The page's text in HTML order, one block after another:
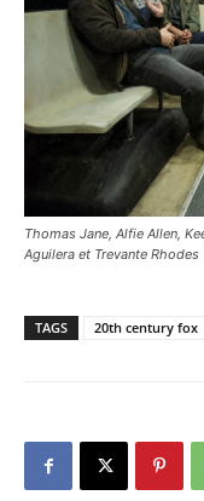
Thomas Jane, Alfie Allen,
Aguilera et Trevante Rhodes
TAGS 20th century fox